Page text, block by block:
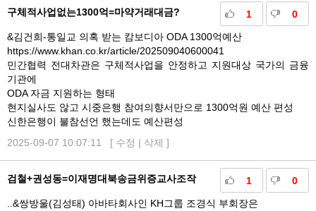
1 0
구체적사업없는1300억=마약거래대금?
&김건희-통일교 의혹 받는 캄보디아 ODA 1300억예산
https://www.khan.co.kr/article/202509040600041
민간협력 전대차관은 구체적사업을 안정하고 지원대상 국가의 금융
기관에
ODA 자금 지원하는 형태
현지실사도 않고 시중은행 참여의향서만으로 1300억원 예산 편성
신한은행이 불참선언 했는데도 예산편성
2025-09-07 10:07:11 [ 수정 | 삭제 ]
1 0
검철+권성동=이재명대북송금위증교사조작
..&쌍방울(김성태) 아바타회사인 KH그룹 조경식 부회장은